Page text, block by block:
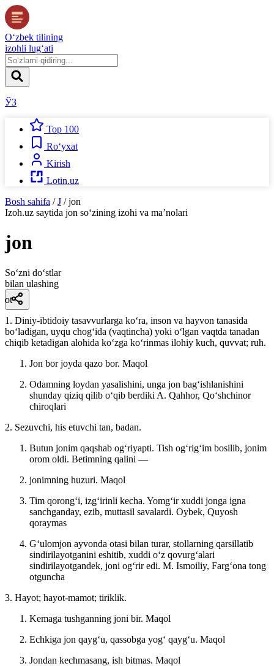
O‘zbek tilining
izohli lug‘ati
ЎЗ
Top 100
Ro‘yxat
Kirish
Lotin.uz
Bosh sahifa / J / jon
Izoh.uz saytida jon so‘zining izohi va ma’nolari
jon
So‘zni do‘stlar
bilan ulashing
ot
1. Diniy-ibtidoiy tasavvurlarga koʻra, inson va hayvon tanasida
boʻladigan, uyqu chogʻida (vaqtincha) yoki oʻlgan vaqtda tanadan
chiqib ketadigan alohida koʻzga koʻrinmas ilohiy kuch, quvvat; ruh.
Jon bor joyda qazo bor. Maqol
Odamning loydan yasalishini, unga jon bagʻishlanishini
shunday qiziq qilib oʻqib berdiki A. Qahhor, Qoʻshchinor
chiroqlari
2. Sezuvchi, his etuvchi tan, badan.
Butun jonim qaqshab ogʻriyapti. Tish ogʻrigʻim bosilib, jonim
orom oldi. Betimning qalini —
jonimning huzuri. Maqol
Tim qorongʻi, izgʻirinli kecha. Yomgʻir xuddi jonga igna
sanchganday, ezib, muttasil savalardi. Oybek, Quyosh
qoraymas
Gʻulomjon ayvonda otasi bilan turar, stollarning qarsillatib
sindirilayotganini eshitib, xuddi oʻz qovurgʻalari
sindirilayotgandek, joni ogʻrir edi. M. Ismoiliy, Fargʻona tong
otguncha
3. Hayot; hayot-mamot; tiriklik.
Kemaga tushganning joni bir. Maqol
Echkiga jon qaygʻu, qassobga yogʻ qaygʻu. Maqol
Jondan kechmasang, ish bitmas. Maqol